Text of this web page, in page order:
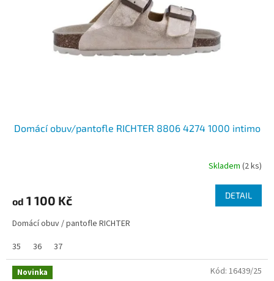
Domácí obuv/pantofle RICHTER 8806 4274 1000 intimo
Skladem (2 ks)
od 1 100 Kč DETAIL
Domácí obuv / pantofle RICHTER
35
36 37
Novinka Kód: 16439/25